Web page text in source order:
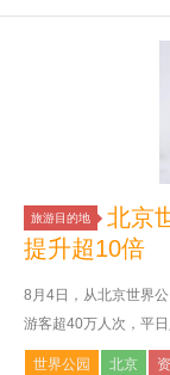
旅游目的地
北京
提升超10倍
8月4日，从北京世界
游客超40万人次，平
世界公园 北京